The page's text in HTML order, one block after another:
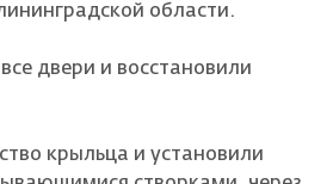
области.
двери и восстановили
крыльца и установили